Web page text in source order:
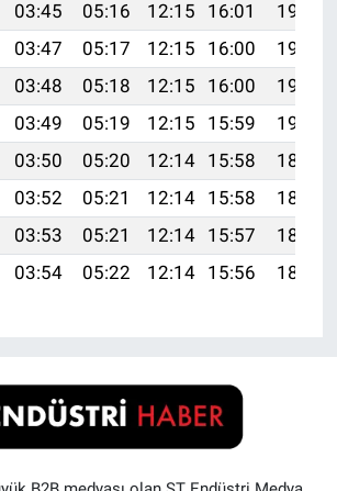
03:45 05:16 12:15 16:01
19:05
03:47 05:17 12:15 16:00
19:03
03:48 05:18 12:15 16:00
19:02
03:49 05:19 12:15 15:59
19:01
03:50 05:20 12:14 15:58
18:59
03:52 05:21 12:14 15:58
18:58
03:53 05:21 12:14 15:57
18:57
03:54 05:22 12:14 15:56 18:55